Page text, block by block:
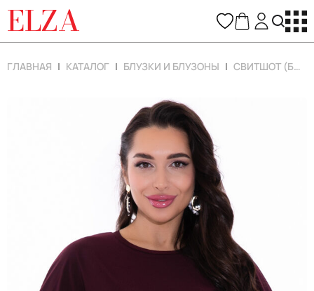
ELZA
ГЛАВНАЯ КАТАЛОГ БЛУЗКИ И БЛУЗОНЫ СВИТШОТ (БОРДО)